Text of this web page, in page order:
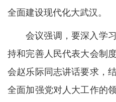
全面建设现代化大武汉。
会议强调，要深入学
持和完善人民代表大会制
会赵乐际同志讲话要求，
全面加强党对人大工作的